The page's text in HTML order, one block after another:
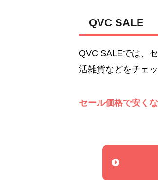
QVC SALE
QVC SALEでは、
活雑貨などをチェッ
セール価格で安く